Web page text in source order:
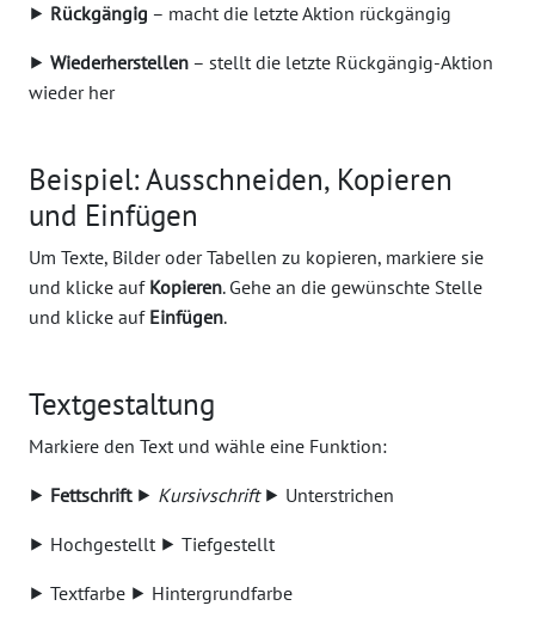
⯈ Rückgängig – macht die letzte Aktion rückgängig
⯈ Wiederherstellen – stellt die letzte Rückgängig-Aktion
wieder her
Beispiel: Ausschneiden, Kopieren
und Einfügen
Um Texte, Bilder oder Tabellen zu kopieren, markiere sie
und klicke auf Kopieren. Gehe an die gewünschte Stelle
und klicke auf Einfügen.
Textgestaltung
Markiere den Text und wähle eine Funktion:
⯈ Fettschrift⯈ Kursivschrift⯈ Unterstrichen
⯈ Hochgestellt ⯈ Tiefgestellt
⯈ Textfarbe ⯈ Hintergrundfarbe